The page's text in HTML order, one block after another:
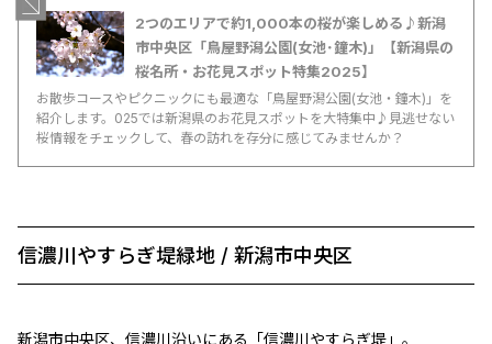
2つのエリアで約1,000本の桜が楽しめる♪新潟
市中央区「鳥屋野潟公園(女池･鐘木)」【新潟県の
桜名所・お花見スポット特集2025】
お散歩コースやピクニックにも最適な「鳥屋野潟公園(女池・鐘木)」を
紹介します。025では新潟県のお花見スポットを大特集中♪見逃せない
桜情報をチェックして、春の訪れを存分に感じてみませんか？
信濃川やすらぎ堤緑地 / 新潟市中央区
新潟市中央区、信濃川沿いにある「信濃川やすらぎ堤」。